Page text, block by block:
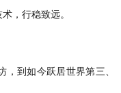
，行稳致远。
到如今跃居世界第三、